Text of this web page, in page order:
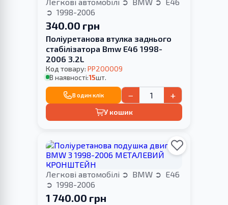
1998-2006
340.00 грн
Поліуретанова втулка заднього
стабілізатора Bmw E46 1998-
2006 3.2L
Код товару: PP200009
В наявності:15шт.
В один клік − +
У кошик
Легкові автомобілі BMW
E46
1998-2006
1 740.00 грн